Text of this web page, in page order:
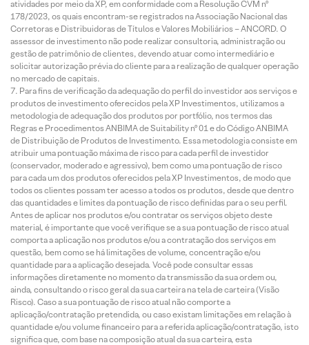
atividades por meio da XP, em conformidade com a Resolução CVM nº
178/2023, os quais encontram-se registrados na Associação Nacional das
Corretoras e Distribuidoras de Títulos e Valores Mobiliários – ANCORD. O
assessor de investimento não pode realizar consultoria, administração ou
gestão de patrimônio de clientes, devendo atuar como intermediário e
solicitar autorização prévia do cliente para a realização de qualquer operação
no mercado de capitais.
Para fins de verificação da adequação do perfil do investidor aos serviços e
produtos de investimento oferecidos pela XP Investimentos, utilizamos a
metodologia de adequação dos produtos por portfólio, nos termos das
Regras e Procedimentos ANBIMA de Suitability nº 01 e do Código ANBIMA
de Distribuição de Produtos de Investimento. Essa metodologia consiste em
atribuir uma pontuação máxima de risco para cada perfil de investidor
(conservador, moderado e agressivo), bem como uma pontuação de risco
para cada um dos produtos oferecidos pela XP Investimentos, de modo que
todos os clientes possam ter acesso a todos os produtos, desde que dentro
das quantidades e limites da pontuação de risco definidas para o seu perfil.
Antes de aplicar nos produtos e/ou contratar os serviços objeto deste
material, é importante que você verifique se a sua pontuação de risco atual
comporta a aplicação nos produtos e/ou a contratação dos serviços em
questão, bem como se há limitações de volume, concentração e/ou
quantidade para a aplicação desejada. Você pode consultar essas
informações diretamente no momento da transmissão da sua ordem ou,
ainda, consultando o risco geral da sua carteira na tela de carteira (Visão
Risco). Caso a sua pontuação de risco atual não comporte a
aplicação/contratação pretendida, ou caso existam limitações em relação à
quantidade e/ou volume financeiro para a referida aplicação/contratação, isto
significa que, com base na composição atual da sua carteira, esta